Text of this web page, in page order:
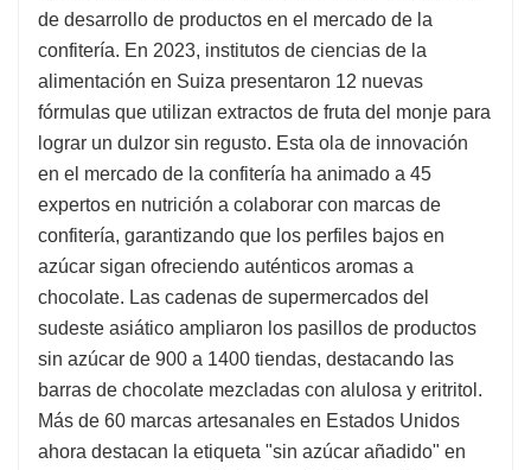
de desarrollo de productos en el mercado de la
confitería. En 2023, institutos de ciencias de la
alimentación en Suiza presentaron 12 nuevas
fórmulas que utilizan extractos de fruta del monje para
lograr un dulzor sin regusto. Esta ola de innovación
en el mercado de la confitería ha animado a 45
expertos en nutrición a colaborar con marcas de
confitería, garantizando que los perfiles bajos en
azúcar sigan ofreciendo auténticos aromas a
chocolate. Las cadenas de supermercados del
sudeste asiático ampliaron los pasillos de productos
sin azúcar de 900 a 1400 tiendas, destacando las
barras de chocolate mezcladas con alulosa y eritritol.
Más de 60 marcas artesanales en Estados Unidos
ahora destacan la etiqueta "sin azúcar añadido" en